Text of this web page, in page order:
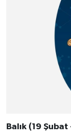
Balık (19